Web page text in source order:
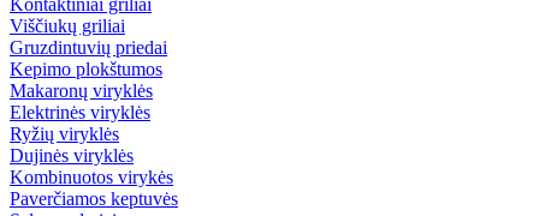
Kontaktiniai griliai
Viščiukų griliai
Gruzdintuvių priedai
Kepimo plokštumos
Makaronų viryklės
Elektrinės viryklės
Ryžių viryklės
Dujinės viryklės
Kombinuotos virykės
Paverčiamos keptuvės